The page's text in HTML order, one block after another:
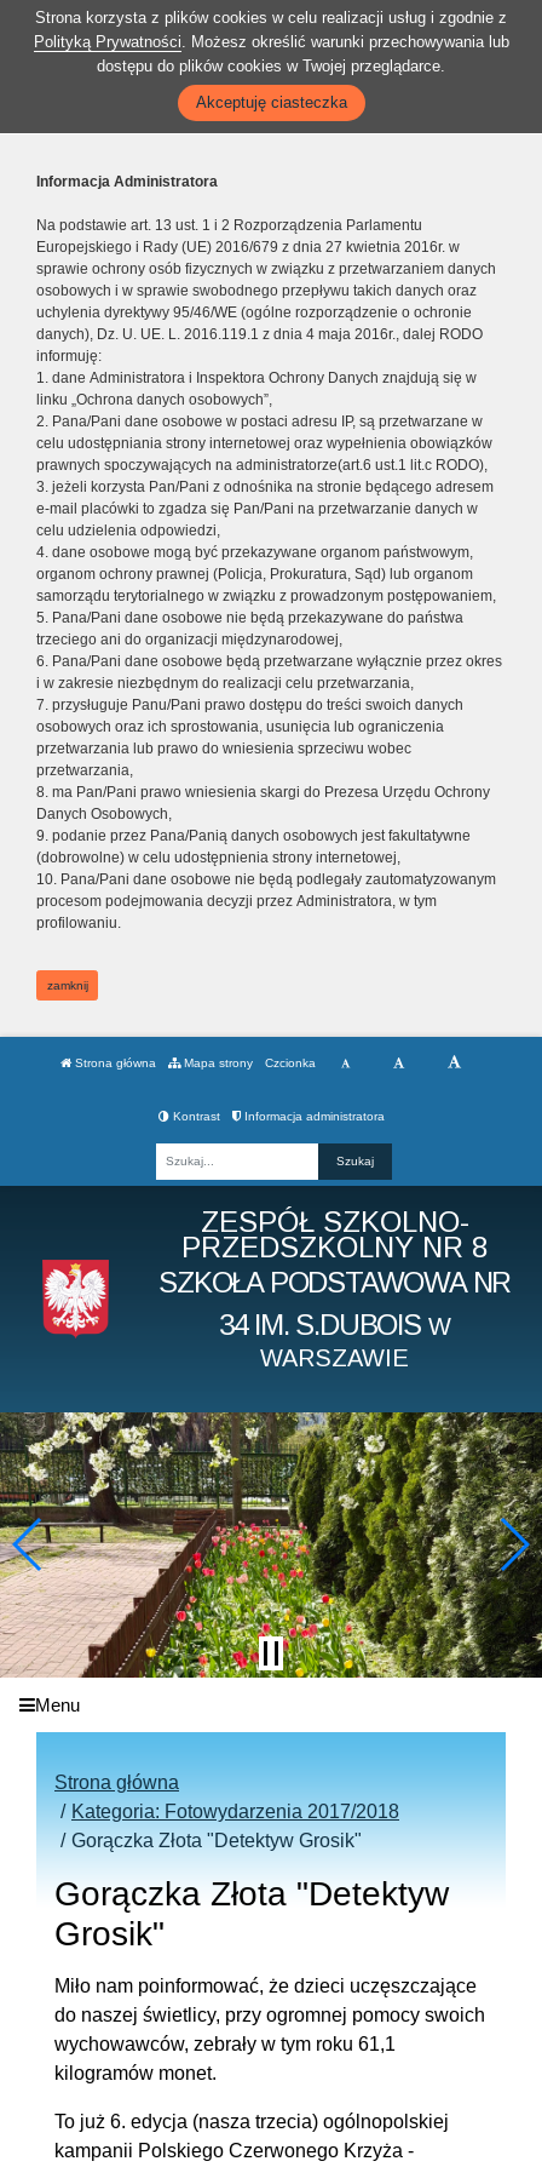
Strona korzysta z plików cookies w celu realizacji usług i zgodnie z
Polityką Prywatności. Możesz określić warunki przechowywania lub
dostępu do plików cookies w Twojej przeglądarce.
Akceptuję ciasteczka
Informacja Administratora
Na podstawie art. 13 ust. 1 i 2 Rozporządzenia Parlamentu
Europejskiego i Rady (UE) 2016/679 z dnia 27 kwietnia 2016r. w
sprawie ochrony osób fizycznych w związku z przetwarzaniem danych
osobowych i w sprawie swobodnego przepływu takich danych oraz
uchylenia dyrektywy 95/46/WE (ogólne rozporządzenie o ochronie
danych), Dz. U. UE. L. 2016.119.1 z dnia 4 maja 2016r., dalej RODO
informuję:
1. dane Administratora i Inspektora Ochrony Danych znajdują się w
linku „Ochrona danych osobowych”,
2. Pana/Pani dane osobowe w postaci adresu IP, są przetwarzane w
celu udostępniania strony internetowej oraz wypełnienia obowiązków
prawnych spoczywających na administratorze(art.6 ust.1 lit.c RODO),
3. jeżeli korzysta Pan/Pani z odnośnika na stronie będącego adresem
e-mail placówki to zgadza się Pan/Pani na przetwarzanie danych w
celu udzielenia odpowiedzi,
4. dane osobowe mogą być przekazywane organom państwowym,
organom ochrony prawnej (Policja, Prokuratura, Sąd) lub organom
samorządu terytorialnego w związku z prowadzonym postępowaniem,
5. Pana/Pani dane osobowe nie będą przekazywane do państwa
trzeciego ani do organizacji międzynarodowej,
6. Pana/Pani dane osobowe będą przetwarzane wyłącznie przez okres
i w zakresie niezbędnym do realizacji celu przetwarzania,
7. przysługuje Panu/Pani prawo dostępu do treści swoich danych
osobowych oraz ich sprostowania, usunięcia lub ograniczenia
przetwarzania lub prawo do wniesienia sprzeciwu wobec
przetwarzania,
8. ma Pan/Pani prawo wniesienia skargi do Prezesa Urzędu Ochrony
Danych Osobowych,
9. podanie przez Pana/Panią danych osobowych jest fakultatywne
(dobrowolne) w celu udostępnienia strony internetowej,
10. Pana/Pani dane osobowe nie będą podlegały zautomatyzowanym
procesom podejmowania decyzji przez Administratora, w tym
profilowaniu.
zamknij
Strona główna Mapa strony Czcionka
Kontrast Informacja administratora
ZESPÓŁ SZKOLNO-
PRZEDSZKOLNY NR 8
SZKOŁA PODSTAWOWA NR
34 IM. S.DUBOIS W
WARSZAWIE
Menu
Strona główna
Kategoria: Fotowydarzenia 2017/2018
Gorączka Złota "Detektyw Grosik"
Gorączka Złota "Detektyw
Grosik"
Miło nam poinformować, że dzieci uczęszczające
do naszej świetlicy, przy ogromnej pomocy swoich
wychowawców, zebrały w tym roku 61,1
kilogramów monet.
To już 6. edycja (nasza trzecia) ogólnopolskiej
kampanii Polskiego Czerwonego Krzyża -